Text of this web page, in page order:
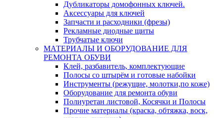
Дубликаторы домофонных ключей.
Аксессуары для ключей
Запчасти и расходники (фрезы)
Рекламные диодные щиты
Трубчатые ключи
МАТЕРИАЛЫ И ОБОРУДОВАНИЕ ДЛЯ
РЕМОНТА ОБУВИ
Клей, разбавитель, комплектующие
Полосы со штырём и готовые набойки
Инструменты (режущие, молотки,по коже)
Оборудование для ремонта обуви
Полиуретан листовой, Косячки и Полосы
Прочие материалы (краска, обтяжка, воск,